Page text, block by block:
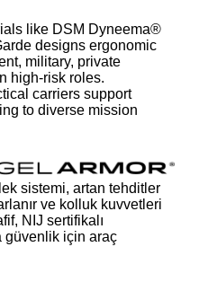
like DSM Dyneema®
designs ergonomic
military, private
high-risk roles.
carriers support
to diverse mission
sistemi, artan tehditler
ve kolluk kuvvetleri
NIJ sertifikalı
güvenlik için araç